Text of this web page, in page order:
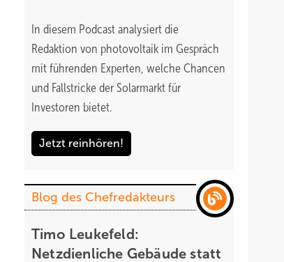
In diesem Podcast analysiert die
Redaktion von photovoltaik im Gespräch
mit führenden Experten, welche Chancen
und Fallstricke der Solarmarkt für
Investoren bietet.
Jetzt reinhören!
Blog des Chefredakteurs
Timo Leukefeld:
Netzdienliche Gebäude statt